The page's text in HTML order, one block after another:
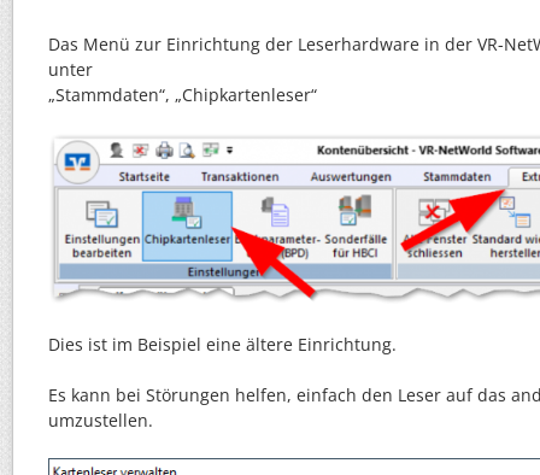
Das Menü zur Einrichtung der Leserhardware in der VR-
unter
„Stammdaten“, „Chipkartenleser“
Dies ist im Beispiel eine ältere Einrichtung.
Es kann bei Störungen helfen, einfach den Leser auf das
umzustellen.